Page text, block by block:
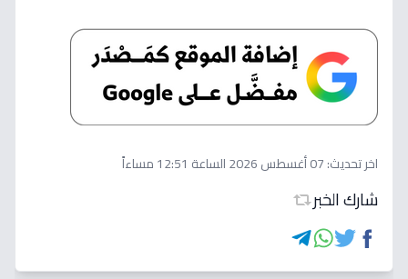
اخر تحديث:07 أغسطس 2026 الساعة 12:51 مساءاً
شارك الخبر